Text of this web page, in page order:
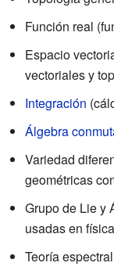
Función real
Espacio
vectoriales y
Integración
Álgebra
Variedad
geométricas
Grupo de Lie y
usadas en
Teoría